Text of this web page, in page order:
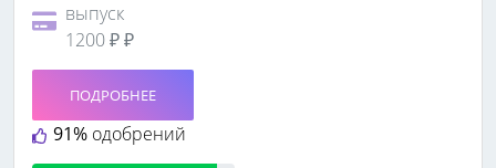
выпуск
1200 ₽ ₽
91% одобрений
ПОДРОБНЕЕ